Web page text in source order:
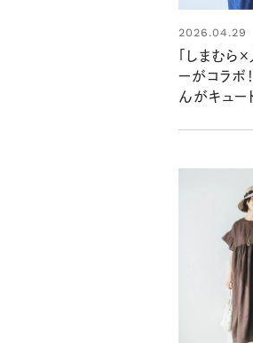
2026.04.29
「しまむら
ーがコラボ
んがキュー